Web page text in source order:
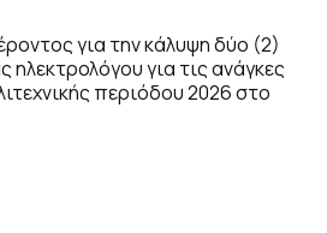
για την κάλυψη δύο (2)
ηλεκτρολόγου για τις ανάγκες
περιόδου 2026 στο